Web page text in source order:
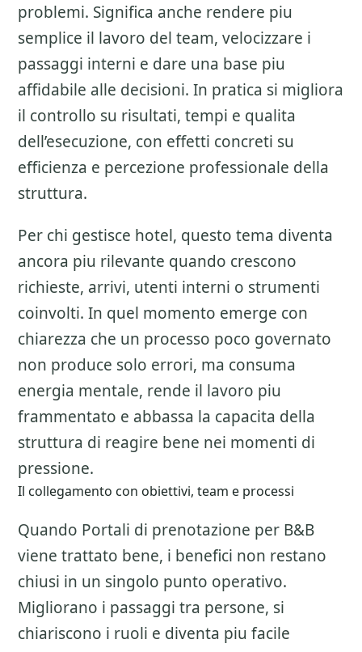
problemi. Significa anche rendere piu
semplice il lavoro del team, velocizzare i
passaggi interni e dare una base piu
affidabile alle decisioni. In pratica si migliora
il controllo su risultati, tempi e qualita
dell’esecuzione, con effetti concreti su
efficienza e percezione professionale della
struttura.
Per chi gestisce hotel, questo tema diventa
ancora piu rilevante quando crescono
richieste, arrivi, utenti interni o strumenti
coinvolti. In quel momento emerge con
chiarezza che un processo poco governato
non produce solo errori, ma consuma
energia mentale, rende il lavoro piu
frammentato e abbassa la capacita della
struttura di reagire bene nei momenti di
pressione.
Il collegamento con obiettivi, team e processi
Quando Portali di prenotazione per B&B
viene trattato bene, i benefici non restano
chiusi in un singolo punto operativo.
Migliorano i passaggi tra persone, si
chiariscono i ruoli e diventa piu facile